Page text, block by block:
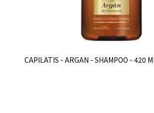
CAPILATIS - ARGAN - SHAMPOO - 420